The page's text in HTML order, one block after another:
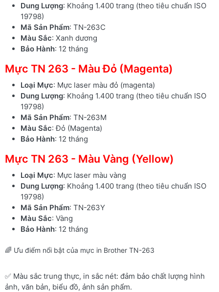
Dung Lượng: Khoảng 1.400 trang (theo tiêu chuẩn ISO
19798)
Mã Sản Phẩm: TN-263C
Màu Sắc: Xanh dương
Bảo Hành: 12 tháng
Mực TN 263 - Màu Đỏ (Magenta)
Loại Mực: Mực laser màu đỏ (magenta)
Dung Lượng: Khoảng 1.400 trang (theo tiêu chuẩn ISO
19798)
Mã Sản Phẩm: TN-263M
Màu Sắc: Đỏ (Magenta)
Bảo Hành: 12 tháng
Mực TN 263 - Màu Vàng (Yellow)
Loại Mực: Mực laser màu vàng
Dung Lượng: Khoảng 1.400 trang (theo tiêu chuẩn ISO
19798)
Mã Sản Phẩm: TN-263Y
Màu Sắc: Vàng
Bảo Hành: 12 tháng
🌈 Ưu điểm nổi bật của mực in Brother TN-263
✅ Màu sắc trung thực, in sắc nét: đảm bảo chất lượng hình
ảnh, văn bản, biểu đồ, ảnh sản phẩm.